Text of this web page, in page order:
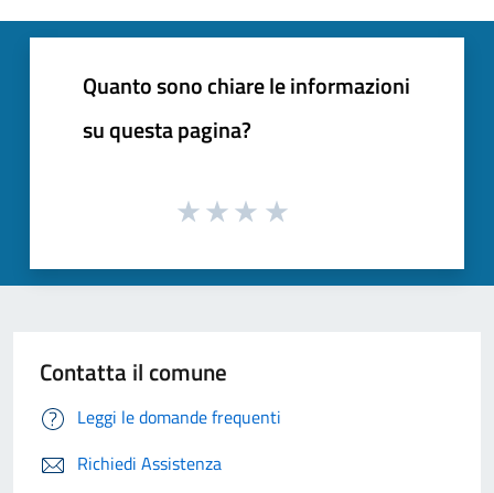
Quanto sono chiare le informazioni
su questa pagina?
Contatta il comune
Leggi le domande frequenti
Richiedi Assistenza